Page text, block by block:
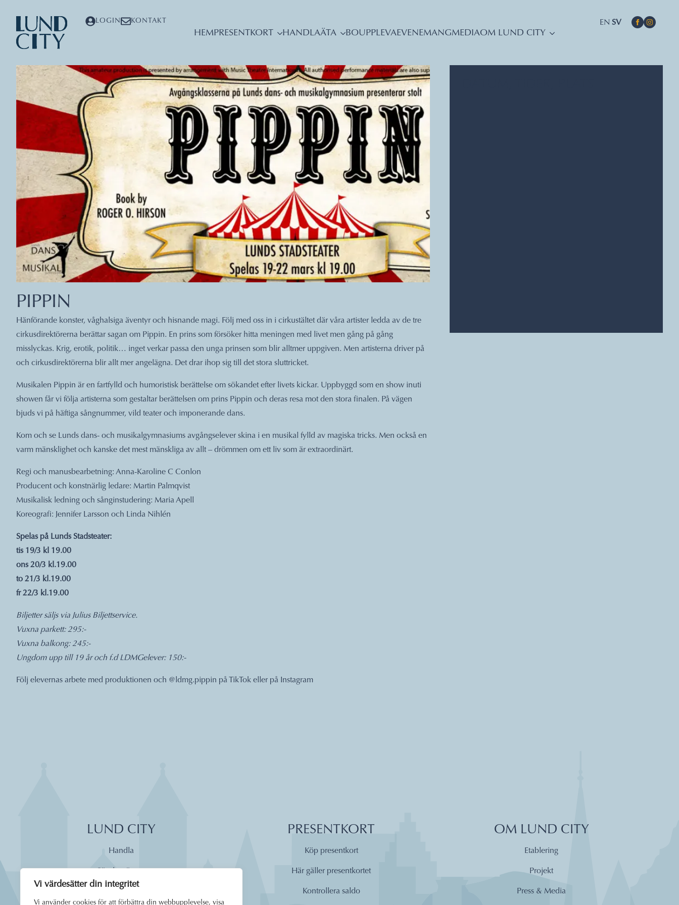
Vi värdesätter din integritet
Vi använder cookies för att förbättra din webbupplevelse, visa
LOGIN KONTAKT EN SV
HEMPRESENTKORT HANDLAÄTA BOUPPLEVAEVENEMANGMEDIAOM LUND CITY
PIPPIN
Hänförande konster, våghalsiga äventyr och hisnande magi. Följ med oss in i cirkustältet där våra artister ledda av de tre
cirkusdirektörerna berättar sagan om Pippin. En prins som försöker hitta meningen med livet men gång på gång
misslyckas. Krig, erotik, politik… inget verkar passa den unga prinsen som blir alltmer uppgiven. Men artisterna driver på
och cirkusdirektörerna blir allt mer angelägna. Det drar ihop sig till det stora sluttricket.
Musikalen Pippin är en fartfylld och humoristisk berättelse om sökandet efter livets kickar. Uppbyggd som en show inuti
showen får vi följa artisterna som gestaltar berättelsen om prins Pippin och deras resa mot den stora finalen. På vägen
bjuds vi på häftiga sångnummer, vild teater och imponerande dans.
Kom och se Lunds dans- och musikalgymnasiums avgångselever skina i en musikal fylld av magiska tricks. Men också en
varm mänsklighet och kanske det mest mänskliga av allt – drömmen om ett liv som är extraordinärt.
Regi och manusbearbetning: Anna-Karoline C Conlon
Producent och konstnärlig ledare: Martin Palmqvist
Musikalisk ledning och sånginstudering: Maria Apell
Koreografi: Jennifer Larsson och Linda Nihlén
Spelas på Lunds Stadsteater:
tis 19/3 kl 19.00
ons 20/3 kl.19.00
to 21/3 kl.19.00
fr 22/3 kl.19.00
Biljetter säljs via Julius Biljettservice.
Vuxna parkett: 295:-
Vuxna balkong: 245:-
Ungdom upp till 19 år och f.d LDMGelever: 150:-
Följ elevernas arbete med produktionen och @ldmg.pippin på TikTok eller på Instagram
LUND CITY
Handla
Äta
PRESENTKORT
Köp presentkort
Här gäller presentkortet
Kontrollera saldo
OM LUND CITY
Etablering
Projekt
Press & Media